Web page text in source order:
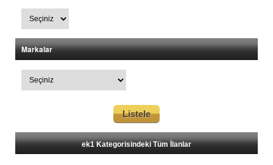
Markalar
ek1 Kategorisindeki Tüm İlanlar